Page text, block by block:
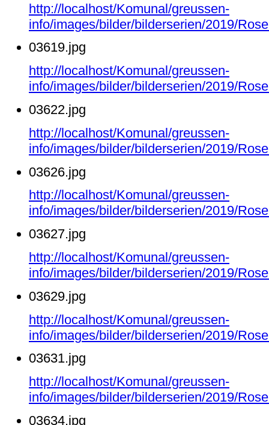
http://localhost/Komunal/greussen-
info/images/bilder/bilderserien/2019/
03619.jpg
http://localhost/Komunal/greussen-
info/images/bilder/bilderserien/2019/
03622.jpg
http://localhost/Komunal/greussen-
info/images/bilder/bilderserien/2019/
03626.jpg
http://localhost/Komunal/greussen-
info/images/bilder/bilderserien/2019/
03627.jpg
http://localhost/Komunal/greussen-
info/images/bilder/bilderserien/2019/
03629.jpg
http://localhost/Komunal/greussen-
info/images/bilder/bilderserien/2019/
03631.jpg
http://localhost/Komunal/greussen-
info/images/bilder/bilderserien/2019/
03634.jpg